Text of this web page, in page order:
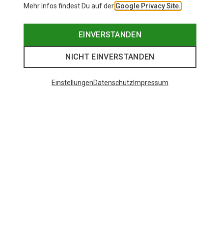
Mehr Infos findest Du auf der Google Privacy Site.
EINVERSTANDEN
NICHT EINVERSTANDEN
EinstellungenDatenschutz Impressum